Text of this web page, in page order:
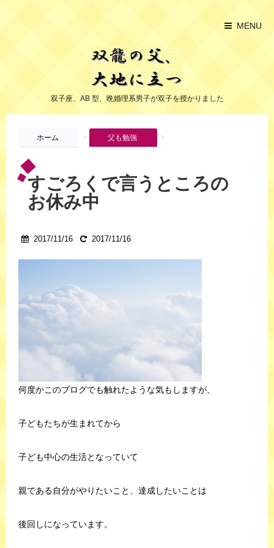
MENU
双子座、AB 型、晩婚理系男子が双子を授かりました
ホーム > 父も勉強 >
すごろくで言うところの
お休み中
2017/11/16 2017/11/16
何度かこのブログでも触れたような気もしますが、
子どもたちが生まれてから
子ども中心の生活となっていて
親である自分がやりたいこと、達成したいことは
後回しになっています。